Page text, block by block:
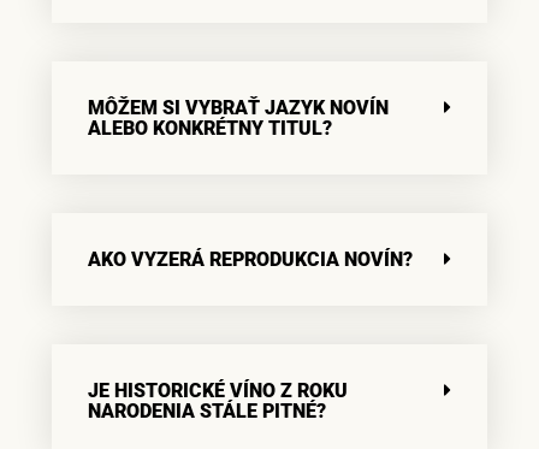
MÔŽEM SI VYBRAŤ JAZYK NOVÍN
ALEBO KONKRÉTNY TITUL?
AKO VYZERÁ REPRODUKCIA NOVÍN?
JE HISTORICKÉ VÍNO Z ROKU
NARODENIA STÁLE PITNÉ?